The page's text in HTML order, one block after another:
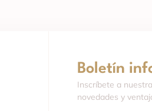
Boletín
Inscríbete a
novedades y